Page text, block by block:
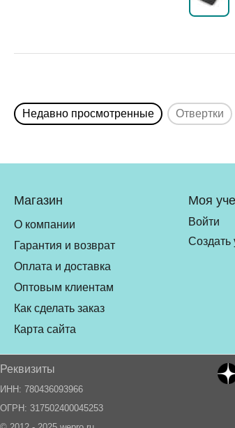
Недавно просмотренные Отвертки
Магазин
О компании
Гарантия и возврат
Оплата и доставка
Оптовым клиентам
Как сделать заказ
Карта сайта
Моя
Войти
Создать
Реквизиты
ИНН: 780436093966
ОГРН: 317502400045253